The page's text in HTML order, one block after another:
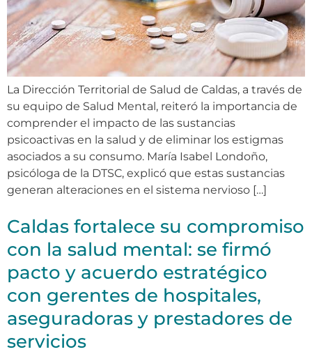
La Dirección Territorial de Salud de Caldas, a través de
su equipo de Salud Mental, reiteró la importancia de
comprender el impacto de las sustancias
psicoactivas en la salud y de eliminar los estigmas
asociados a su consumo. María Isabel Londoño,
psicóloga de la DTSC, explicó que estas sustancias
generan alteraciones en el sistema nervioso […]
Caldas fortalece su compromiso
con la salud mental: se firmó
pacto y acuerdo estratégico
con gerentes de hospitales,
aseguradoras y prestadores de
servicios